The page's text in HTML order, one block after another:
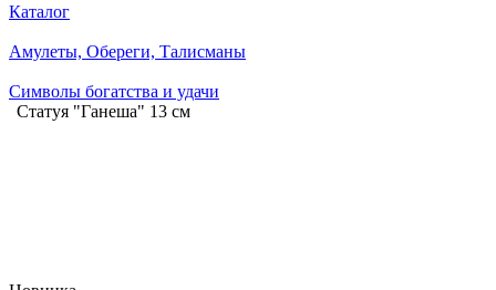
Каталог
Амулеты, Обереги, Талисманы
Символы богатства и удачи
Статуя "Ганеша" 13 см